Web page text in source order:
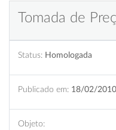
Tomada de
Status: Homologada
Publicado em: 18/02/2010
Objeto: